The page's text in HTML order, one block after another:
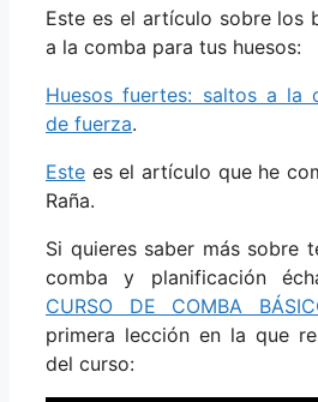
Este es el artículo sobre los
a la comba para tus huesos:
Huesos fuertes: saltos a la
de fuerza.
Este es el artículo que he
Raña.
Si quieres saber más sobre
comba y planificación
CURSO DE COMBA
primera lección en la que
del curso: